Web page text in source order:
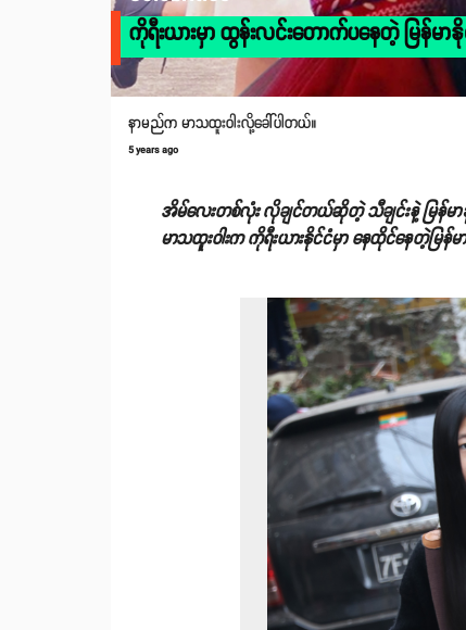
ကိုရီးယားမှာ ထွန်းလင်းတောက်ပနေတဲ့ မြန်မ
နာမည်က မာသထူးဝါးလို့ခေါ်ပါတယ်။
5 years ago
အိမ်လေးတစ်လုံး လိုချင်တယ်ဆိုတဲ့ သီချင်းနဲ့ မြန်မ
မာသထူးဝါးက ကိုရီးယားနိုင်ငံမှာ နေထိုင်နေတဲ့မြန်မ